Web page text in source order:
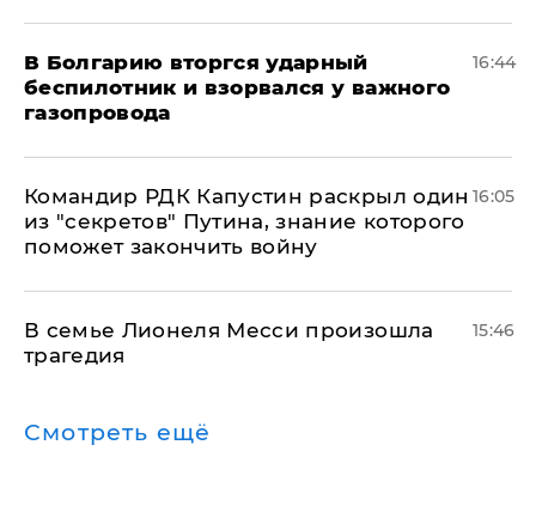
В Болгарию вторгся ударный
беспилотник и взорвался у важного
газопровода
16:44
Командир РДК Капустин раскрыл один
из "секретов" Путина, знание которого
поможет закончить войну
16:05
В семье Лионеля Месси произошла
трагедия
15:46
Смотреть ещё